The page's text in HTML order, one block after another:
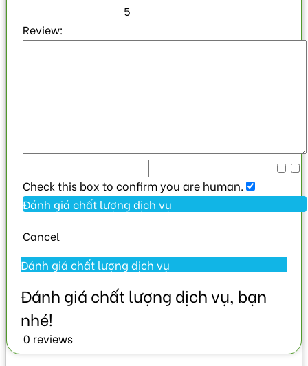
5
Review:
Check this box to confirm you are human.
Cancel
0 reviews